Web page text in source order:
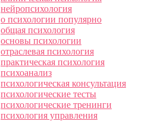
нейропсихология
о психологии популярно
общая психология
основы психологии
отраслевая психология
практическая психология
психоанализ
психологическая консультация
психологические тесты
психологические тренинги
психология управления